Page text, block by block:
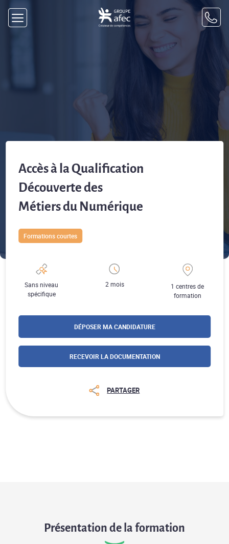
Accès à la Qualification
Découverte des
Métiers du Numérique
Formations courtes
Sans niveau
spécifique
2 mois
1 centres de
formation
DÉPOSER MA CANDIDATURE
RECEVOIR LA DOCUMENTATION
PARTAGER
Présentation de la formation